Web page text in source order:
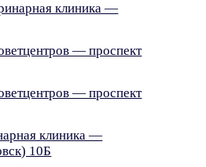
клиника —
— проспект
— проспект
клиника —
10Б